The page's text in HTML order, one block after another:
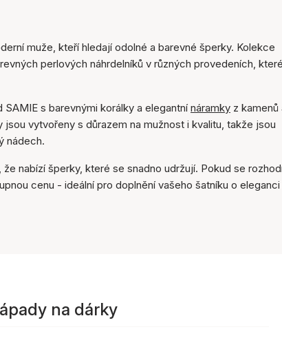
muže, kteří hledají odolné a barevné šperky. Kolekce
perlových náhrdelníků v různých provedeních, které
SAMIE s barevnými korálky a elegantní náramky z kamenů
vytvořeny s důrazem na mužnost i kvalitu, takže jsou
nádech.
nabízí šperky, které se snadno udržují. Pokud se
cenu - ideální pro doplnění vašeho šatníku o eleganci
na dárky